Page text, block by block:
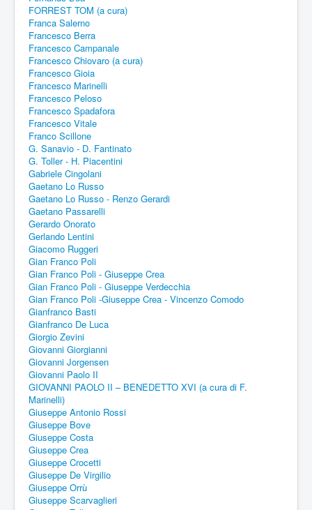
FORREST TOM (a cura)
Franca Salerno
Francesco Berra
Francesco Campanale
Francesco Chiovaro (a cura)
Francesco Gioia
Francesco Marinelli
Francesco Peloso
Francesco Spadafora
Francesco Vitale
Franco Scillone
G. Sanavio - D. Fantinato
G. Toller - H. Piacentini
Gabriele Cingolani
Gaetano Lo Russo
Gaetano Lo Russo - Renzo Gerardi
Gaetano Passarelli
Gerardo Onorato
Gerlando Lentini
Giacomo Ruggeri
Gian Franco Poli
Gian Franco Poli - Giuseppe Crea
Gian Franco Poli - Giuseppe Verdecchia
Gian Franco Poli -Giuseppe Crea - Vincenzo Comodo
Gianfranco Basti
Gianfranco De Luca
Giorgio Zevini
Giovanni Giorgianni
Giovanni Jorgensen
Giovanni Paolo II
GIOVANNI PAOLO II – BENEDETTO XVI (a cura di F.
Marinelli)
Giuseppe Antonio Rossi
Giuseppe Bove
Giuseppe Costa
Giuseppe Crea
Giuseppe Crocetti
Giuseppe De Virgilio
Giuseppe Orrù
Giuseppe Scarvaglieri